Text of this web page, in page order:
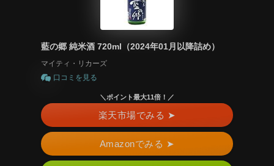
藍の郷 純米酒 720ml（2024年01月以降詰め）
マイティ・リカーズ
口コミを見る
Amazonでみる ➤
＼ポイント最大11倍！／
楽天市場でみる ➤